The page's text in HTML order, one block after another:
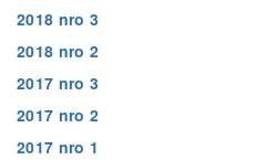
2018 nro 3
2018 nro 2
2017 nro 3
2017 nro 2
2017 nro 1